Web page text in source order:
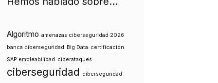
Algoritmo amenazas ciberseguridad 2026
banca ciberseguridad Big Data certificación
SAP empleabilidad ciberataques
ciberseguridad
ciberseguridad